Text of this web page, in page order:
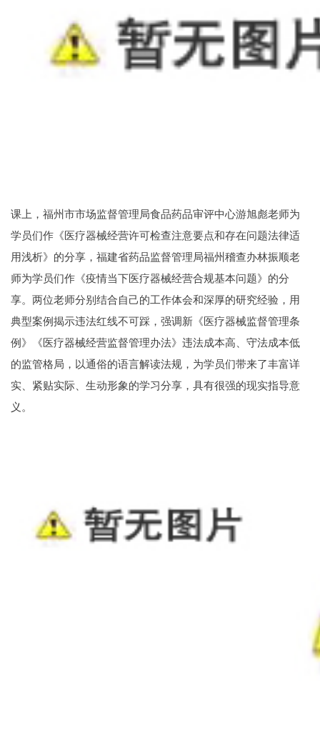
课上，福州市市场监督管理局食品药品审评中心游旭彪老师为
学员们作《医疗器械经营许可检查注意要点和存在问题法律适
用浅析》的分享，福建省药品监督管理局福州稽查办林振顺老
师为学员们作《疫情当下医疗器械经营合规基本问题》的分
享。两位老师分别结合自己的工作体会和深厚的研究经验，用
典型案例揭示违法红线不可踩，强调新《医疗器械监督管理条
例》《医疗器械经营监督管理办法》违法成本高、守法成本低
的监管格局，以通俗的语言解读法规，为学员们带来了丰富详
实、紧贴实际、生动形象的学习分享，具有很强的现实指导意
义。